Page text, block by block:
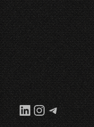
تلگرام